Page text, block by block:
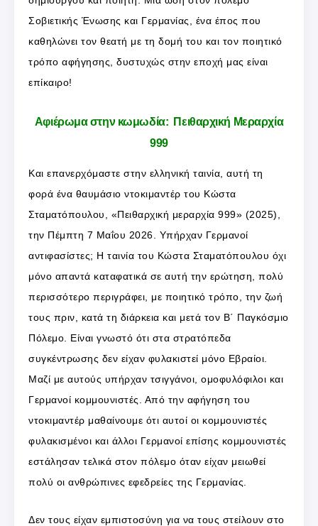
Σοβιετικής Ένωσης και Γερμανίας, ένα έπος που
καθηλώνει τον θεατή με τη δομή του και τον ποιητικό
τρόπο αφήγησης, δυστυχώς στην εποχή μας είναι
επίκαιρο!
Αφιέρωμα στην κωμωδία: Πειθαρχική Μεραρχία
999
Και επανερχόμαστε στην ελληνική ταινία, αυτή τη
φορά ένα θαυμάσιο ντοκιμαντέρ του Κώστα
Σταματόπουλου, «Πειθαρχική μεραρχία 999» (2025),
την Πέμπτη 7 Μαΐου 2026. Υπήρχαν Γερμανοί
αντιφασίστες; Η ταινία του Κώστα Σταματόπουλου όχι
μόνο απαντά καταφατικά σε αυτή την ερώτηση, πολύ
περισσότερο περιγράφει, με ποιητικό τρόπο, την ζωή
τους πριν, κατά τη διάρκεια και μετά τον Β΄ Παγκόσμιο
Πόλεμο. Είναι γνωστό ότι στα στρατόπεδα
συγκέντρωσης δεν είχαν φυλακιστεί μόνο Εβραίοι.
Μαζί με αυτούς υπήρχαν τσιγγάνοι, ομοφυλόφιλοι και
Γερμανοί κομμουνιστές. Από την αφήγηση του
ντοκιμαντέρ μαθαίνουμε ότι αυτοί οι κομμουνιστές
φυλακισμένοι και άλλοι Γερμανοί επίσης κομμουνιστές
εστάλησαν τελικά στον πόλεμο όταν είχαν μειωθεί
πολύ οι ανθρώπινες εφεδρείες της Γερμανίας.
Δεν τους είχαν εμπιστοσύνη για να τους στείλουν στο